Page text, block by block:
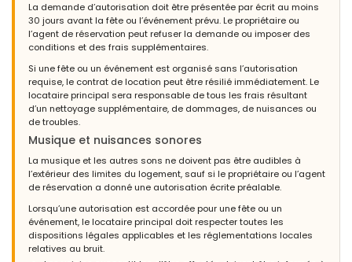
La demande d’autorisation doit être présentée par écrit au moins
30 jours avant la fête ou l’événement prévu. Le propriétaire ou
l’agent de réservation peut refuser la demande ou imposer des
conditions et des frais supplémentaires.
Si une fête ou un événement est organisé sans l’autorisation
requise, le contrat de location peut être résilié immédiatement. Le
locataire principal sera responsable de tous les frais résultant
d’un nettoyage supplémentaire, de dommages, de nuisances ou
de troubles.
Musique et nuisances sonores
La musique et les autres sons ne doivent pas être audibles à
l’extérieur des limites du logement, sauf si le propriétaire ou l’agent
de réservation a donné une autorisation écrite préalable.
Lorsqu’une autorisation est accordée pour une fête ou un
événement, le locataire principal doit respecter toutes les
dispositions légales applicables et les réglementations locales
relatives au bruit.